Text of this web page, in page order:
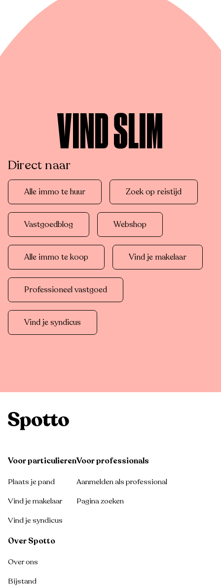
VIND SLIM
Direct naar
Alle immo te huur Zoek op reistijd
Vastgoedblog Webshop
Alle immo te koop Vind je makelaar
Professioneel vastgoed
Vind je syndicus
Voor particulieren
Plaats je pand
Vind je makelaar
Vind je syndicus
Voor professionals
Aanmelden als professional
Pagina zoeken
Over Spotto
Over ons
Bijstand